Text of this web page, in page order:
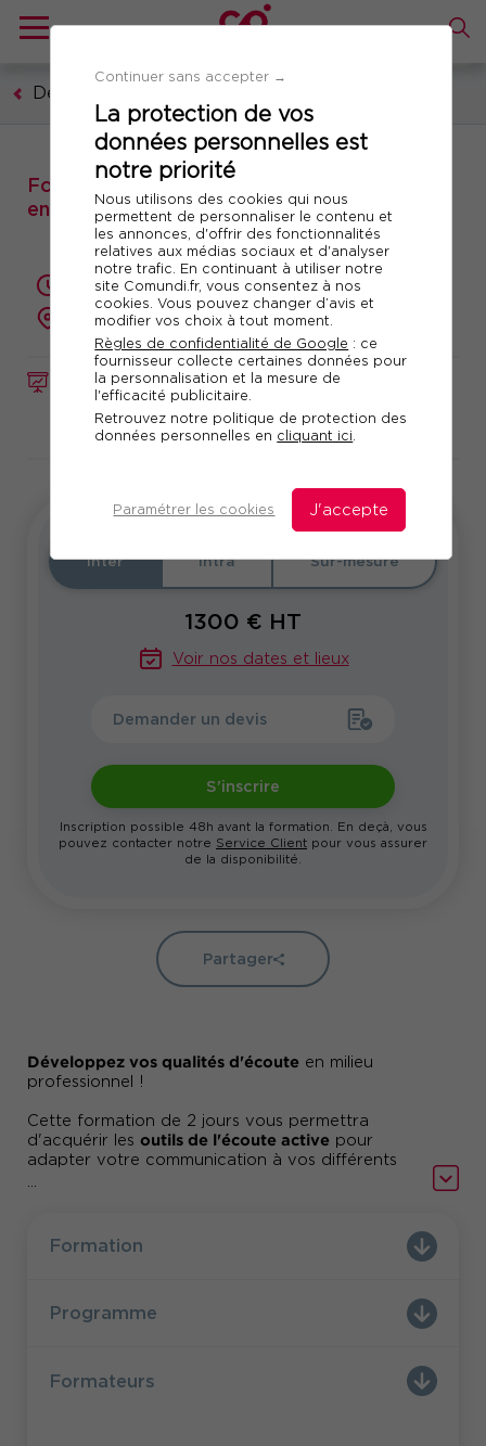
Continuer sans accepter →
La protection de vos
données personnelles est
notre priorité
Nous utilisons des cookies qui nous
permettent de personnaliser le contenu et
les annonces, d'offrir des fonctionnalités
relatives aux médias sociaux et d'analyser
notre trafic. En continuant à utiliser notre
site Comundi.fr, vous consentez à nos
cookies. Vous pouvez changer d’avis et
modifier vos choix à tout moment.
Règles de confidentialité de Google : ce
fournisseur collecte certaines données pour
la personnalisation et la mesure de
l'efficacité publicitaire.
Retrouvez notre politique de protection des
données personnelles en cliquant ici.
Paramétrer les cookies J'accepte
Développement personnel
FORMATION Réf. 11056
Télécharger le programme
Formation : Pratiquer l'écoute active pour
enrichir ses relations professionnelles
2 jours (14 heures)
à distance
Développez vos qualités d'écoute en milieu
professionnel !
Cette formation de 2 jours vous permettra
d'acquérir les outils de l'écoute active pour
adapter votre communication à vos différents
Inter Intra Sur-mesure
1300 € HT
Voir nos dates et lieux
Demander un devis
S'inscrire
Inscription possible 48h avant la formation. En deçà, vous
pouvez contacter notre Service Client pour vous assurer
de la disponibilité.
Partager
Formation
Programme
Formateurs